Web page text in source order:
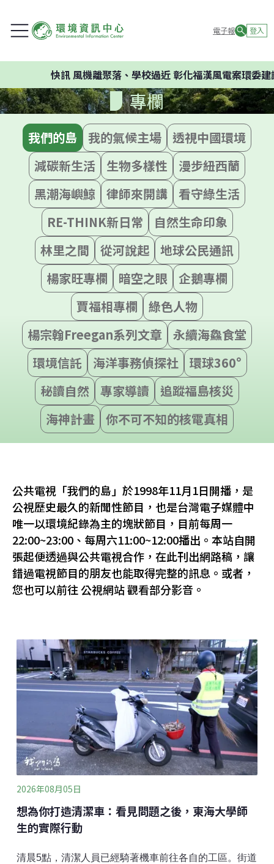
電子報 登入
風機離聚落、學校過近 彰化福漢風電案環委建議不應
專欄
我們的島 我的氣候主場
透視中國環境
減碳新生活
生物多樣性
漫步紐西蘭
黑潮海嶼鯨
律師來開講
看守綠生活
RE-THINK新日常
自然生命印象
林里之間
從河說起
地球公民通訊
楊家旺專欄
暗空之眼
企鵝專欄
賈福相專欄
綠色人物
楊宗翰Freegan系列文章
永續海鱻食堂
環境信託
海洋事務偵探社
環球360°
秘讀自然
專家導讀
追蹤福島核災
海神計畫
你不可不知的核電真相
公共電視「我們的島」於1998年11月1日開播，是
公視歷史最久的新聞性節目，也是台灣電子媒體中
唯一以環境紀錄為主的塊狀節目，目前每周一
22:00~23:00、每周六11:00~12:00播出。本站自開
張起便透過與公共電視合作，在此刊出網路稿，讓
錯過電視節目的朋友也能取得完整的訊息。或者，
您也可以前往 公視網站 觀看部分影音。
2026年08月05日
想為你打造清潔車：看見問題之後，東海大學師
生的實際行動
清晨5點，清潔人員已經騎著機車前往各自的工區。街道